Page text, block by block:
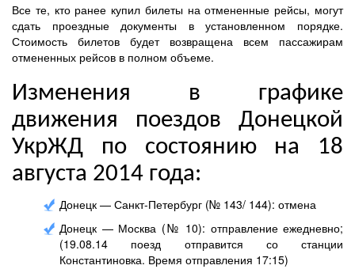
Все те, кто ранее купил билеты на отмененные рейсы, могут
сдать проездные документы в установленном порядке.
Стоимость билетов будет возвращена всем пассажирам
отмененных рейсов в полном объеме.
Изменения в графике
движения поездов Донецкой
УкрЖД по состоянию на 18
августа 2014 года:
Донецк — Санкт-Петербург (№ 143/ 144): отмена
Донецк — Москва (№ 10): отправление ежедневно;
(19.08.14 поезд отправится со станции
Константиновка. Время отправления 17:15)